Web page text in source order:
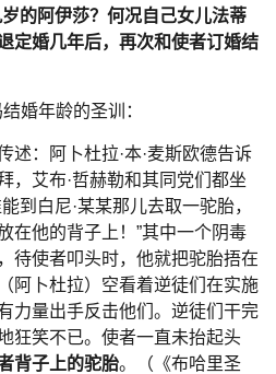
的阿伊莎？何况自己女儿法蒂
定婚几年后，再次和使者订婚结
婚年龄的圣训：
述：阿卜杜拉·本·麦斯欧德告诉
，艾布·哲赫勒和其同党们都坐
到白尼·某某那儿去取一驼胎，
在他的背子上！ ”其中一个阴毒
待使者叩头时，他就把驼胎捂在
阿卜杜拉）空看着逆徒们在实施
力量出手反击他们。逆徒们干完
狂笑不已。使者一直未抬起头
背子上的驼胎。（《布哈里圣